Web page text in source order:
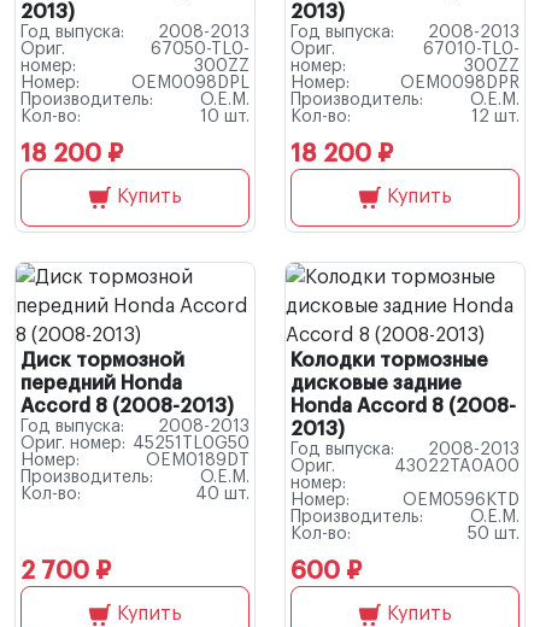
2013)
Год выпуска:
2008-2013
Ориг.
номер:
67050-TL0-
300ZZ
Номер:
OEM0098DPL
Производитель:
O.E.M.
Кол-во:
10 шт.
18 200 ₽
Купить
2013)
Год выпуска:
2008-2013
Ориг.
номер:
67010-TL0-
300ZZ
Номер:
OEM0098DPR
Производитель:
O.E.M.
Кол-во:
12 шт.
18 200 ₽
Купить
Диск тормозной
передний Honda
Accord 8 (2008-2013)
Год выпуска:
2008-2013
Ориг. номер: 45251TL0G50
Номер:
OEM0189DT
Производитель:
O.E.M.
Кол-во:
40 шт.
2 700 ₽
Купить
Колодки тормозные
дисковые задние
Honda Accord 8 (2008-
2013)
Год выпуска:
2008-2013
Ориг.
номер:
43022TA0A00
Номер:
OEM0596KTD
Производитель:
O.E.M.
Кол-во:
50 шт.
600 ₽
Купить